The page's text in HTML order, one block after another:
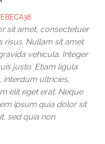
sit amet, consectetuer
risus. Nullam sit amet
vehicula. Integer
justo. Etiam ligula
interdum ultricies,
elit eget erat. Neque
ipsum quia dolor sit
sed quia non